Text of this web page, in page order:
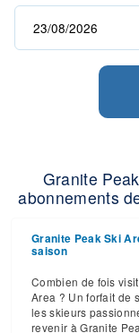
Granite
abonnements
Granite Peak Ski
saison
Combien de fois
Area ? Un forfait de
les skieurs
revenir à Granite